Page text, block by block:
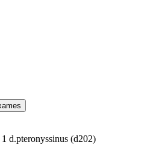
d.pteronyssinus (d202)